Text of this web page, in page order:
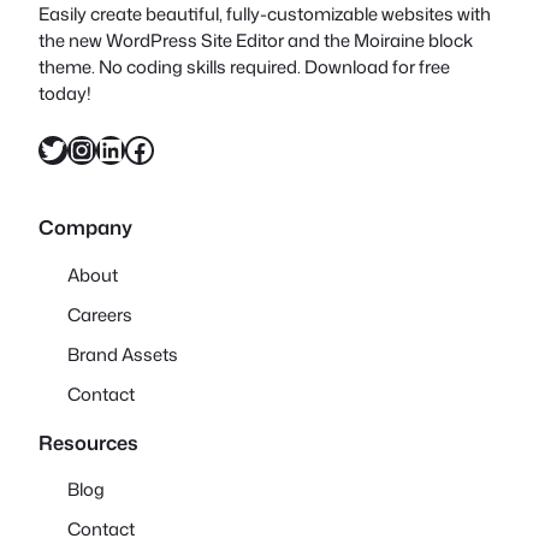
Easily create beautiful, fully-customizable websites with
the new WordPress Site Editor and the Moiraine block
theme. No coding skills required. Download for free
today!
X InstagramLinkedIn Facebook
Company
About
Careers
Brand Assets
Contact
Resources
Blog
Contact